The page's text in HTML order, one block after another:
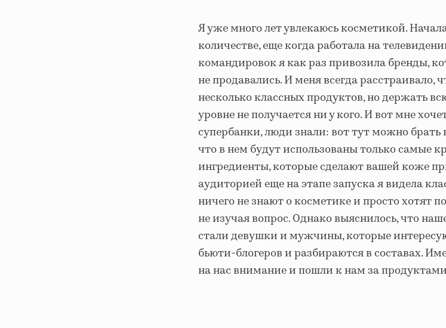
Я уже много лет увлекаюсь косметикой.
количестве, еще когда работала на
командировок я как раз привозила бренды,
не продавались. И меня всегда расстраивало,
несколько классных продуктов, но держать
уровне не получается ни у кого. И вот мне
супербанки, люди знали: вот тут можно брать
что в нем будут использованы только самые
ингредиенты, которые сделают вашей коже
аудиторией еще на этапе запуска я видела
ничего не знают о косметике и просто хотят
не изучая вопрос. Однако выяснилось, что
стали девушки и мужчины, которые
бьюти-блогеров и разбираются в составах.
на нас внимание и пошли к нам за